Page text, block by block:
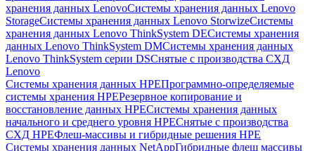
хранения данных LenovoСистемы хранения данных Lenovo
StorageСистемы хранения данных Lenovo StorwizeСистемы
хранения данных Lenovo ThinkSystem DEСистемы хранения
данных Lenovo ThinkSystem DMСистемы хранения данных
Lenovo ThinkSystem серии DSСнятые с производства СХД
Lenovo
Системы хранения данных HPEПрограммно-определяемые
системы хранения HPEРезервное копирование и
восстановление данных HPEСистемы хранения данных
начального и среднего уровня HPEСнятые с производства
СХД HPEФлеш-массивы и гибридные решения HPE
Cистемы хранения данных NetAppГибридные флеш массивы